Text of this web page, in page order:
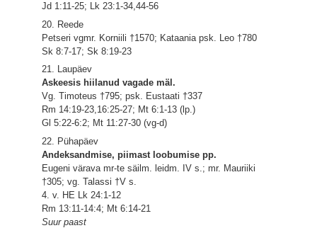
Jd 1:11-25; Lk 23:1-34,44-56
20. Reede
Petseri vgmr. Korniili †1570; Kataania psk. Leo †780
Sk 8:7-17; Sk 8:19-23
21. Laupäev
Askeesis hiilanud vagade mäl.
Vg. Timoteus †795; psk. Eustaati †337
Rm 14:19-23,16:25-27; Mt 6:1-13 (lp.)
Gl 5:22-6:2; Mt 11:27-30 (vg-d)
22. Pühapäev
Andeksandmise, piimast loobumise pp.
Eugeni värava mr-te säilm. leidm. IV s.; mr. Mauriiki
†305; vg. Talassi †V s.
4. v. HE Lk 24:1-12
Rm 13:11-14:4; Mt 6:14-21
Suur paast